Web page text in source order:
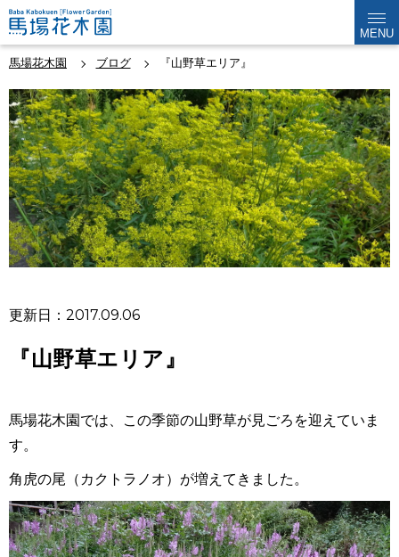
MENU
馬場花木園 ブログ 『山野草エリア』
更新日：2017.09.06
『山野草エリア』
馬場花木園では、この季節の山野草が見ごろを迎えていま
す。
角虎の尾（カクトラノオ）が増えてきました。